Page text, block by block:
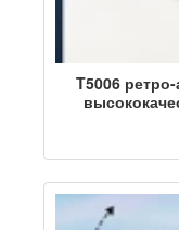
T5006